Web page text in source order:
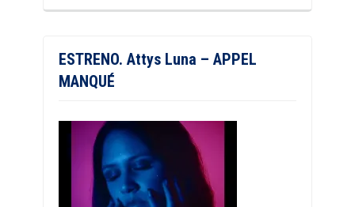
ESTRENO. Attys Luna – APPEL
MANQUÉ